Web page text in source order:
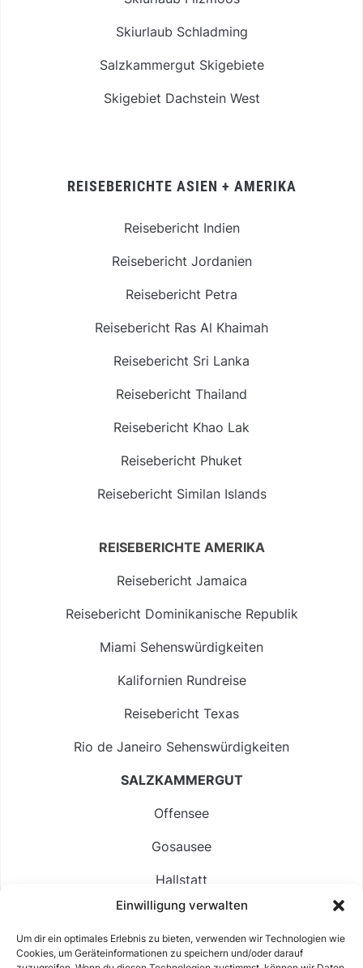
Einwilligung verwalten
Um dir ein optimales Erlebnis zu bieten, verwenden wir Technologien wie
Cookies, um Geräteinformationen zu speichern und/oder darauf
Skiurlaub Schladming
Salzkammergut Skigebiete
Skigebiet Dachstein West
REISEBERICHTE ASIEN + AMERIKA
Reisebericht Indien
Reisebericht Jordanien
Reisebericht Petra
Reisebericht Ras Al Khaimah
Reisebericht Sri Lanka
Reisebericht Thailand
Reisebericht Khao Lak
Reisebericht Phuket
Reisebericht Similan Islands
REISEBERICHTE AMERIKA
Reisebericht Jamaica
Reisebericht Dominikanische Republik
Miami Sehenswürdigkeiten
Kalifornien Rundreise
Reisebericht Texas
Rio de Janeiro Sehenswürdigkeiten
SALZKAMMERGUT
Offensee
Gosausee
Hallstatt
Langbathsee
Altausseer See